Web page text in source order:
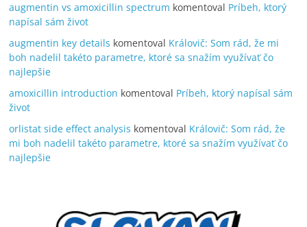
augmentin vs amoxicillin spectrum komentoval Príbeh, ktorý
napísal sám život
augmentin key details komentoval Královič: Som rád, že mi
boh nadelil takéto parametre, ktoré sa snažím využívať čo
najlepšie
amoxicillin introduction komentoval Príbeh, ktorý napísal sám
život
orlistat side effect analysis komentoval Královič: Som rád, že
mi boh nadelil takéto parametre, ktoré sa snažím využívať čo
najlepšie